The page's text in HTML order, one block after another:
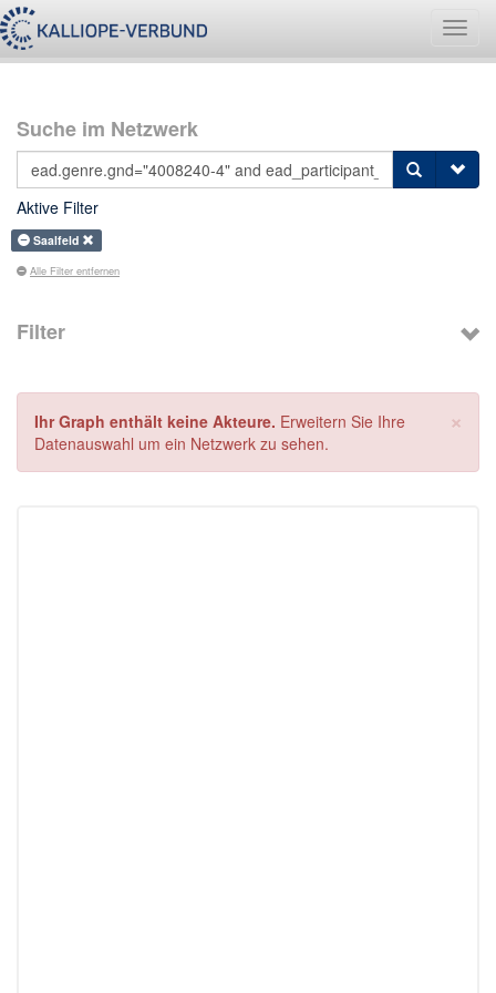
Suche im Netzwerk
Aktive Filter
Saalfeld
Alle Filter entfernen
Filter
×
Ihr Graph enthält keine Akteure. Erweitern Sie Ihre
Datenauswahl um ein Netzwerk zu sehen.